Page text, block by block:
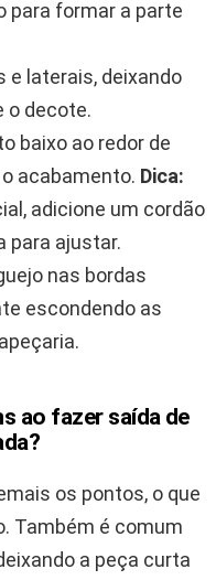
para formar a parte
e laterais, deixando
o decote.
baixo ao redor de
acabamento. Dica:
adicione um cordão
para ajustar.
nas bordas
escondendo as
ao fazer saída de
os pontos, o que
Também é comum
a peça curta